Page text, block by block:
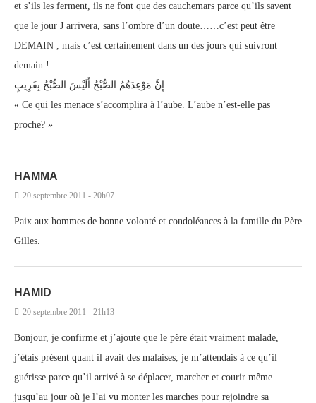
et s’ils les ferment, ils ne font que des cauchemars parce qu’ils savent
que le jour J arrivera, sans l’ombre d’un doute……c’est peut être
DEMAIN , mais c’est certainement dans un des jours qui suivront
demain !
إِنَّ مَوْعِدَهُمُ الصُّبْحُ أَلَيْسَ الصُّبْحُ بِقَرِيبٍ
« Ce qui les menace s’accomplira à l’aube. L’aube n’est-elle pas
proche? »
HAMMA
20 septembre 2011 - 20h07
Paix aux hommes de bonne volonté et condoléances à la famille du Père
Gilles.
HAMID
20 septembre 2011 - 21h13
Bonjour, je confirme et j’ajoute que le père était vraiment malade,
j’étais présent quant il avait des malaises, je m’attendais à ce qu’il
guérisse parce qu’il arrivé à se déplacer, marcher et courir même
jusqu’au jour où je l’ai vu monter les marches pour rejoindre sa